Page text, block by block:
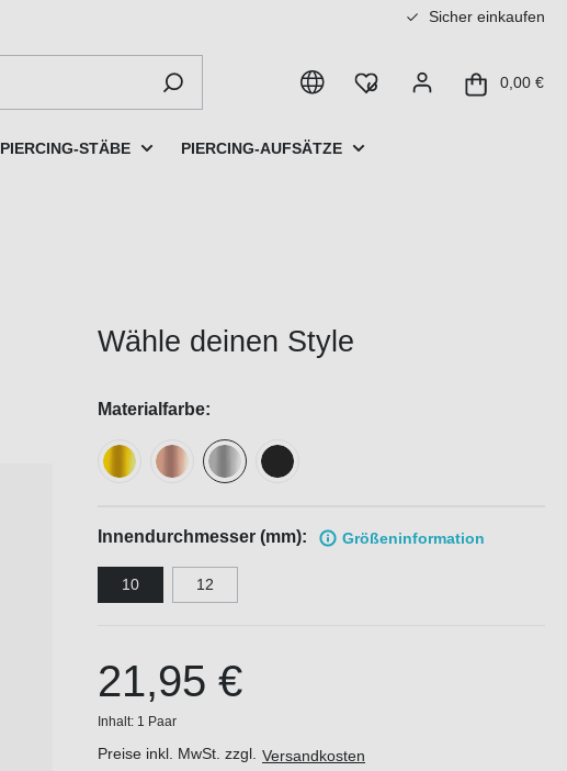
Sicher einkaufen
0,00 €
PIERCING-STÄBE PIERCING-AUFSÄTZE
Wähle deinen Style
Materialfarbe:
Innendurchmesser (mm): Größeninformation
10 12
21,95 €
Inhalt: 1 Paar
Preise inkl. MwSt. zzgl. Versandkosten